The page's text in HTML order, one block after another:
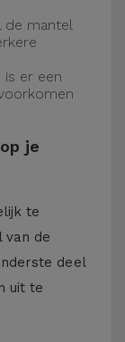
de mantel
is er een
je
te
van de
deel
uit te